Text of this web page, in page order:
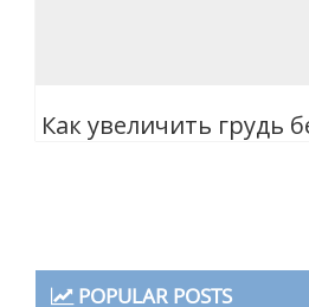
Как увеличить грудь
POPULAR POSTS